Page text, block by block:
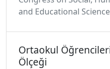
and Educational
Ortaokul
Ölçeği